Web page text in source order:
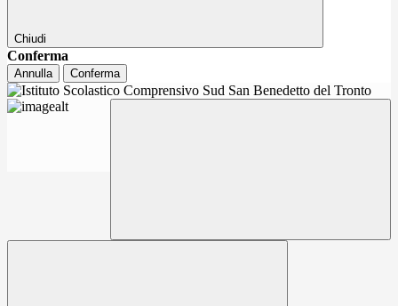
Chiudi
Conferma
Annulla Conferma